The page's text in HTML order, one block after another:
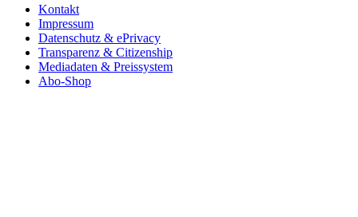
Kontakt
Impressum
Datenschutz & ePrivacy
Transparenz & Citizenship
Mediadaten & Preissystem
Abo-Shop